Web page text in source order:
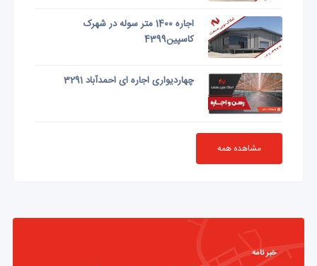
اجاره 1400 متر سوله در شهرک
کاسپین4399
چهاردیواری اجاره ای احمدآباد 3291
مشاهده همه
خبر نامه